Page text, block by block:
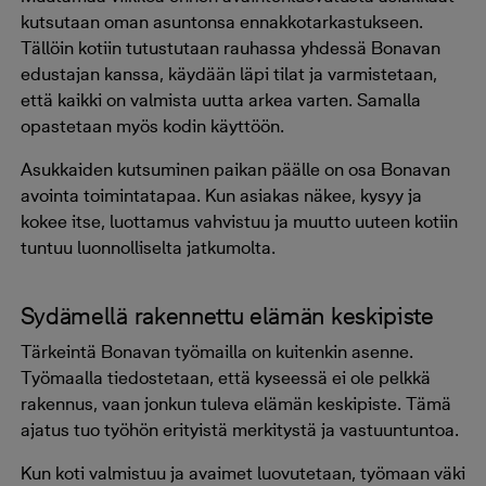
kutsutaan oman asuntonsa ennakkotarkastukseen.
Tällöin kotiin tutustutaan rauhassa yhdessä Bonavan
edustajan kanssa, käydään läpi tilat ja varmistetaan,
että kaikki on valmista uutta arkea varten. Samalla
opastetaan myös kodin käyttöön.
Asukkaiden kutsuminen paikan päälle on osa Bonavan
avointa toimintatapaa. Kun asiakas näkee, kysyy ja
kokee itse, luottamus vahvistuu ja muutto uuteen kotiin
tuntuu luonnolliselta jatkumolta.
Sydämellä rakennettu elämän keskipiste
Tärkeintä Bonavan työmailla on kuitenkin asenne.
Työmaalla tiedostetaan, että kyseessä ei ole pelkkä
rakennus, vaan jonkun tuleva elämän keskipiste. Tämä
ajatus tuo työhön erityistä merkitystä ja vastuuntuntoa.
Kun koti valmistuu ja avaimet luovutetaan, työmaan väki